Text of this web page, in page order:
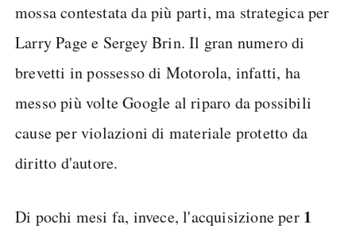
mossa contestata da più parti, ma strategica per
Larry Page e Sergey Brin. Il gran numero di
brevetti in possesso di Motorola, infatti, ha
messo più volte Google al riparo da possibili
cause per violazioni di materiale protetto da
diritto d'autore.
Di pochi mesi fa, invece, l'acquisizione per 1